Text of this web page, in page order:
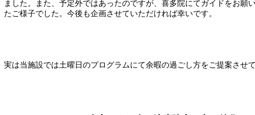
ました。また、予定外ではあったのですが、喜多院にてガイドをお
たご様子でした。今後も企画させていただければ幸いです。
実は当施設では土曜日のプログラムにて余暇の過ごし方をご提案させ